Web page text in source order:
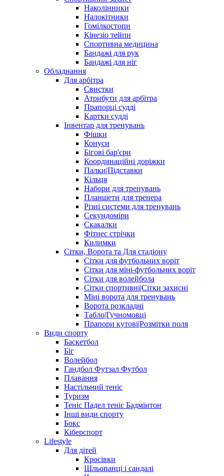
Наколінники
Налокітники
Гомілкостопи
Кінезіо тейпи
Спортивна медицина
Бандажі для рук
Бандажі для ніг
Обладнання
Для арбітра
Свистки
Атрибути для арбітра
Прапорці судді
Картки судді
Інвентар для тренувань
Фішки
Конуси
Бігові бар'єри
Координаційні доріжки
Палки|Підставки
Кільця
Набори для тренувань
Планшети для тренера
Різні системи для тренувань
Секундоміри
Скакалки
Фітнес стрічки
Килимки
Сітки, Ворота та Для стадіону
Сітки для футбольних воріт
Сітки для міні-футбольних воріт
Сітки для волейбола
Сітки спортивні|Cітки захисні
Міні ворота для тренувань
Ворота розкладні
Табло|Гучномовці
Прапори кутові|Розмітки поля
Види спорту
Баскетбол
Біг
Волейбол
Гандбол Футзал Футбол
Плавання
Настільний теніс
Туризм
Теніс Падел теніс Бадмінтон
Інші види спорту
Бокс
Кіберспорт
Lifestyle
Для дітей
Кросівки
Шльопанці і сандалі